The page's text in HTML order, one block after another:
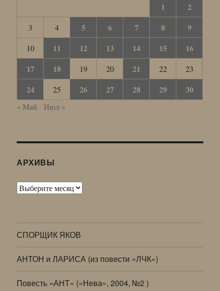
1
2
3 4 5 6 7 8 9
10 11 12 13 14 15
16
17
18 19 20 21 22 23
24 25 26 27 28 29 30
« Май Июл »
АРХИВЫ
Архивы
СПОРЩИК ЯКОВ
АНТОН и ЛАРИСА (из повести «ЛЧК»)
Повесть «АНТ» («Нева», 2004, №2 )